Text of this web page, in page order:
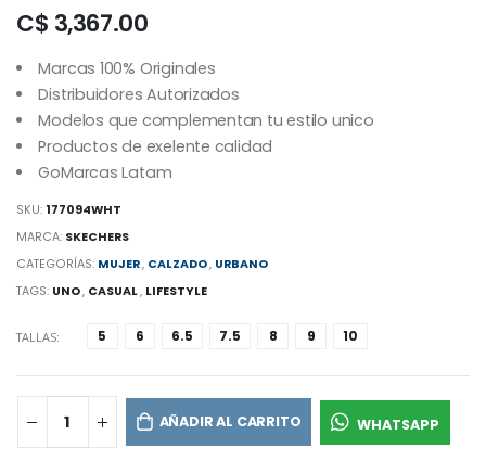
C$ 3,367.00
Marcas 100% Originales
Distribuidores Autorizados
Modelos que complementan tu estilo unico
Productos de exelente calidad
GoMarcas Latam
SKU: 177094WHT
MARCA: SKECHERS
CATEGORÍAS: MUJER, CALZADO, URBANO
TAGS: UNO, CASUAL, LIFESTYLE
TALLAS: 5 6 6.5 7.5 8 9 10
AÑADIR AL CARRITO WHATSAPP